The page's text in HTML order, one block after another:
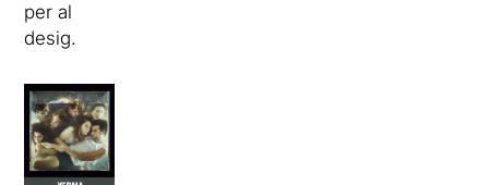
per al
desig.